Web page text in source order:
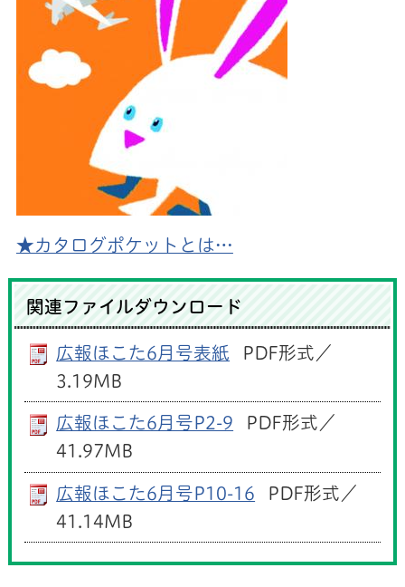
★カタログポケットとは…
関連ファイルダウンロード
広報ほこた6月号表紙
PDF形式／
3.19MB
広報ほこた6月号P2-9
PDF形式／
41.97MB
広報ほこた6月号P10-16
PDF形式／
41.14MB